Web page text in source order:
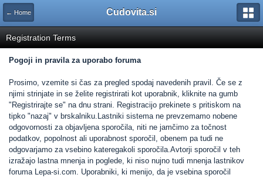
← Home Cudovita.si
Registration Terms
Pogoji in pravila za uporabo foruma
Prosimo, vzemite si čas za pregled spodaj navedenih pravil. Če se z
njimi strinjate in se želite registrirati kot uporabnik, kliknite na gumb
"Registrirajte se" na dnu strani. Registracijo prekinete s pritiskom na
tipko "nazaj" v brskalniku.Lastniki sistema ne prevzemamo nobene
odgovornosti za objavljena sporočila, niti ne jamčimo za točnost
podatkov, popolnost ali uporabnost sporočil, obenem pa tudi ne
odgovarjamo za vsebino kateregakoli sporočila.Avtorji sporočil v teh
izražajo lastna mnenja in poglede, ki niso nujno tudi mnenja lastnikov
foruma Lepa-si.com. Uporabniki, ki menijo, da je vsebina sporočil